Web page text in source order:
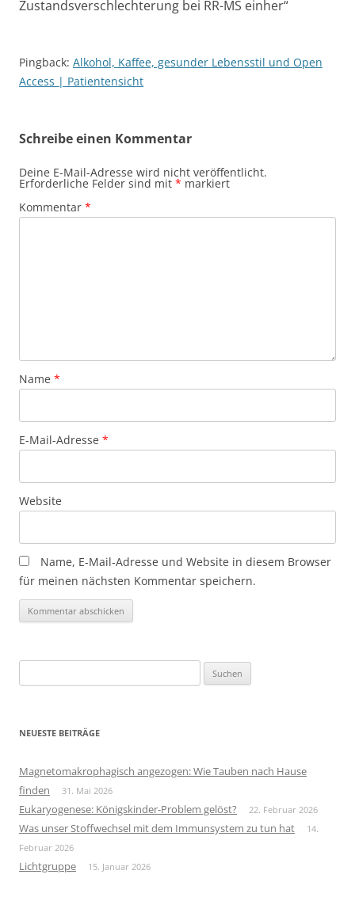
Zustandsverschlechterung bei RR-MS einher“
Pingback: Alkohol, Kaffee, gesunder Lebensstil und Open
Access | Patientensicht
Schreibe einen Kommentar
Deine E-Mail-Adresse wird nicht veröffentlicht.
Erforderliche Felder sind mit * markiert
Kommentar *
Name *
E-Mail-Adresse *
Website
Name, E-Mail-Adresse und Website in diesem Browser
für meinen nächsten Kommentar speichern.
nach:
NEUESTE BEITRÄGE
Magnetomakrophagisch angezogen: Wie Tauben nach Hause
finden
31. Mai 2026
Eukaryogenese: Königskinder-Problem gelöst? 22. Februar 2026
Was unser Stoffwechsel mit dem Immunsystem zu tun hat
14.
Februar 2026
Lichtgruppe 15. Januar 2026